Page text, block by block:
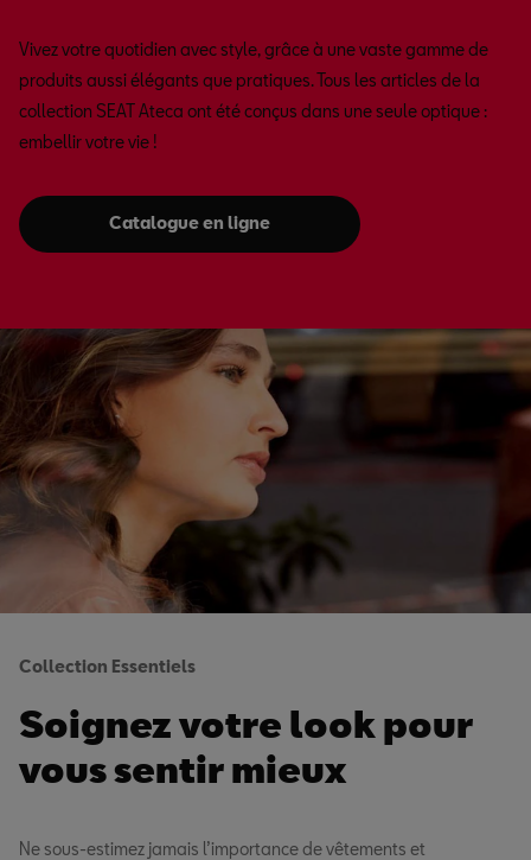
Vivez votre quotidien avec style, grâce à une vaste gamme de
produits aussi élégants que pratiques. Tous les articles de la
collection SEAT Ateca ont été conçus dans une seule optique :
embellir votre vie !
Catalogue en ligne
Collection Essentiels
Soignez votre look pour
vous sentir mieux
Ne sous-estimez jamais l’importance de vêtements et